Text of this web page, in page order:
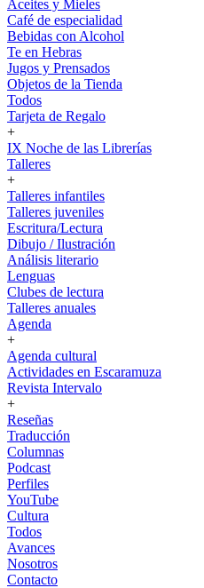
Aceites y Mieles
Café de especialidad
Bebidas con Alcohol
Te en Hebras
Jugos y Prensados
Objetos de la Tienda
Todos
Tarjeta de Regalo
+
IX Noche de las Librerías
Talleres
+
Talleres infantiles
Talleres juveniles
Escritura/Lectura
Dibujo / Ilustración
Análisis literario
Lenguas
Clubes de lectura
Talleres anuales
Agenda
+
Agenda cultural
Actividades en Escaramuza
Revista Intervalo
+
Reseñas
Traducción
Columnas
Podcast
Perfiles
YouTube
Cultura
Todos
Avances
Nosotros
Contacto